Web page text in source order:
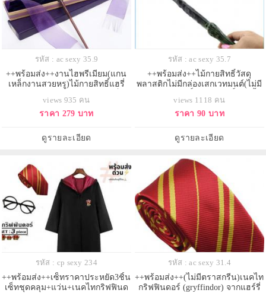
รหัส : ac sexy 35.9
++พร้อมส่ง++งานไฮพรีเมียม(แกน
เหล็กงานสวยหรู)ไม้กายสิทธิ์แฮรี่
พร้อมกล่องสวยหรู Harry Potter
views 935 คน
ราคา 279 บาท
ดูรายละเอียด
รหัส : ac sexy 35.7
++พร้อมส่ง++ไม้กายสิทธิ์วัสดุ
พลาสติกไม่มีกล่องเสกเวทมนต์(ไม่มี
views 1118 คน
ราคา 90 บาท
ดูรายละเอียด
รหัส : cp sexy 234
++พร้อมส่ง++เซ็ทราคาประหยัด3ชิ้น
เซ็ทชุดคลุม+แว่น+เนคไทกริฟฟินด
รหัส : ac sexy 31.4
++พร้อมส่ง++(ไม่มีตราสกรีน)เนคไท
กริฟฟินดอร์ (gryffindor) จากแฮร์รี่